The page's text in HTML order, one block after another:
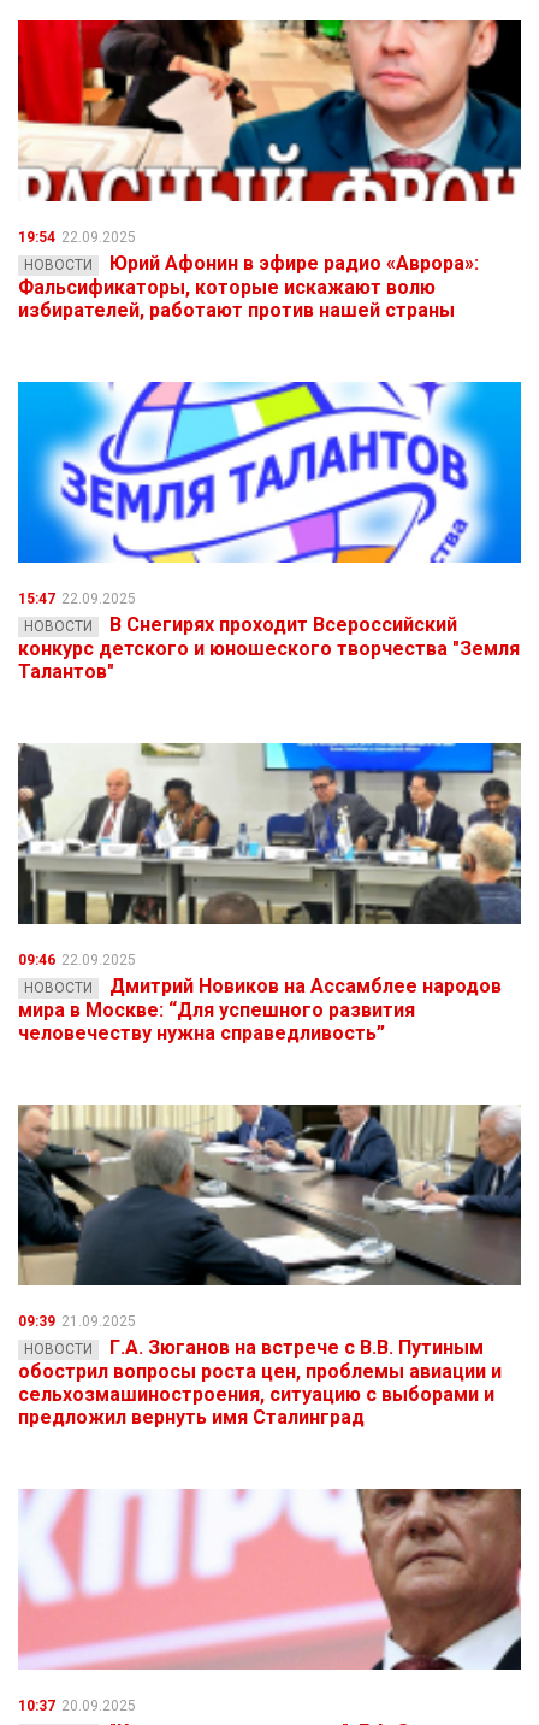
19:54 22.09.2025
НОВОСТИ
Юрий Афонин в эфире радио «Аврора»:
Фальсификаторы, которые искажают волю
избирателей, работают против нашей страны
15:47 22.09.2025
НОВОСТИ
В Снегирях проходит Всероссийский
конкурс детского и юношеского творчества "Земля
Талантов"
09:46 22.09.2025
НОВОСТИ
Дмитрий Новиков на Ассамблее народов
мира в Москве: “Для успешного развития
человечеству нужна справедливость”
09:39 21.09.2025
НОВОСТИ
Г.А. Зюганов на встрече с В.В. Путиным
обострил вопросы роста цен, проблемы авиации и
сельхозмашиностроения, ситуацию с выборами и
предложил вернуть имя Сталинград
10:37 20.09.2025